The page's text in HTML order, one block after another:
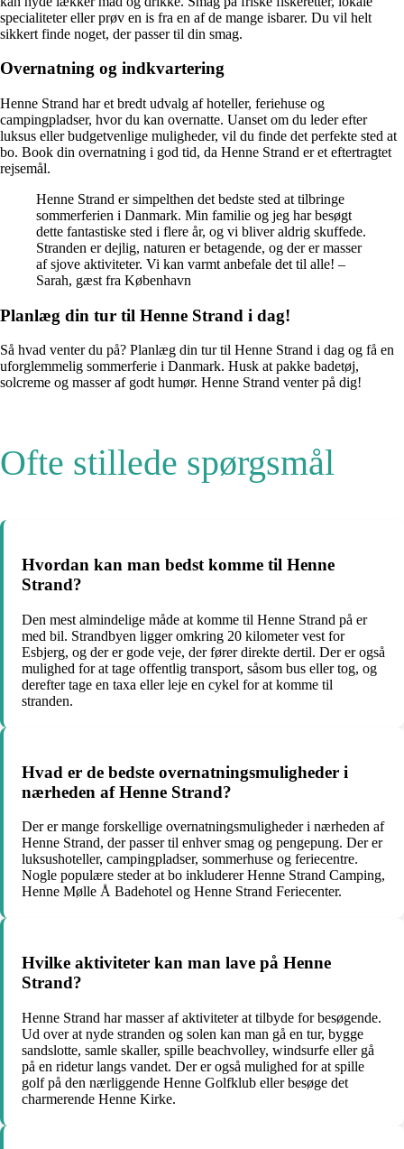
specialiteter eller prøv en is fra en af de mange isbarer. Du vil helt
sikkert finde noget, der passer til din smag.
Overnatning og indkvartering
Henne Strand har et bredt udvalg af hoteller, feriehuse og
campingpladser, hvor du kan overnatte. Uanset om du leder efter
luksus eller budgetvenlige muligheder, vil du finde det perfekte sted at
bo. Book din overnatning i god tid, da Henne Strand er et eftertragtet
rejsemål.
Henne Strand er simpelthen det bedste sted at tilbringe
sommerferien i Danmark. Min familie og jeg har besøgt
dette fantastiske sted i flere år, og vi bliver aldrig skuffede.
Stranden er dejlig, naturen er betagende, og der er masser
af sjove aktiviteter. Vi kan varmt anbefale det til alle! –
Sarah, gæst fra København
Planlæg din tur til Henne Strand i dag!
Så hvad venter du på? Planlæg din tur til Henne Strand i dag og få en
uforglemmelig sommerferie i Danmark. Husk at pakke badetøj,
solcreme og masser af godt humør. Henne Strand venter på dig!
Ofte stillede spørgsmål
Hvordan kan man bedst komme til Henne
Strand?
Den mest almindelige måde at komme til Henne Strand på er
med bil. Strandbyen ligger omkring 20 kilometer vest for
Esbjerg, og der er gode veje, der fører direkte dertil. Der er også
mulighed for at tage offentlig transport, såsom bus eller tog, og
derefter tage en taxa eller leje en cykel for at komme til
stranden.
Hvad er de bedste overnatningsmuligheder i
nærheden af Henne Strand?
Der er mange forskellige overnatningsmuligheder i nærheden af
Henne Strand, der passer til enhver smag og pengepung. Der er
luksushoteller, campingpladser, sommerhuse og feriecentre.
Nogle populære steder at bo inkluderer Henne Strand Camping,
Henne Mølle Å Badehotel og Henne Strand Feriecenter.
Hvilke aktiviteter kan man lave på Henne
Strand?
Henne Strand har masser af aktiviteter at tilbyde for besøgende.
Ud over at nyde stranden og solen kan man gå en tur, bygge
sandslotte, samle skaller, spille beachvolley, windsurfe eller gå
på en ridetur langs vandet. Der er også mulighed for at spille
golf på den nærliggende Henne Golfklub eller besøge det
charmerende Henne Kirke.